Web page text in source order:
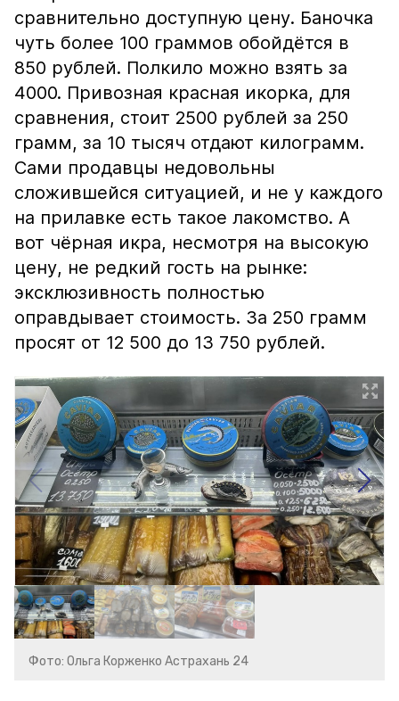
сравнительно доступную цену. Баночка
чуть более 100 граммов обойдётся в
850 рублей. Полкило можно взять за
4000. Привозная красная икорка, для
сравнения, стоит 2500 рублей за 250
грамм, за 10 тысяч отдают килограмм.
Сами продавцы недовольны
сложившейся ситуацией, и не у каждого
на прилавке есть такое лакомство. А
вот чёрная икра, несмотря на высокую
цену, не редкий гость на рынке:
эксклюзивность полностью
оправдывает стоимость. За 250 грамм
просят от 12 500 до 13 750 рублей.
Фото: Ольга Корженко Астрахань 24